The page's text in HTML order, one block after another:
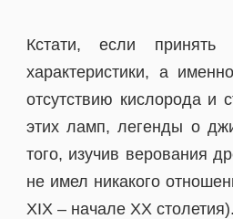
Кстати, если
характеристики, а
отсутствию кислорода и
этих ламп, легенды о
того, изучив верования
не имел никакого
XIX – начале XX столетия).